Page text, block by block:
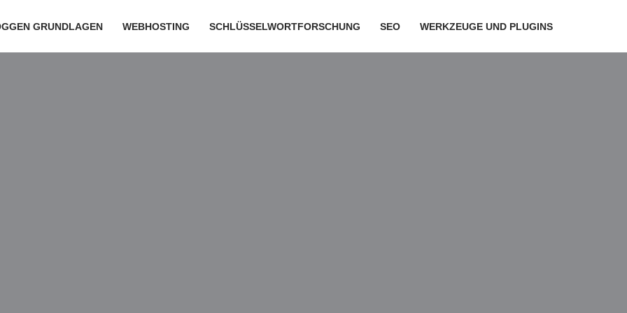
GRUNDLAGEN WEBHOSTING SCHLÜSSELWORTFORSCHUNG SEO WERKZEUGE UND PLUGINS